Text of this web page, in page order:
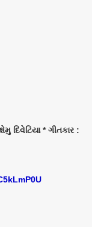
દિવેટિયા *ગીતકાર :